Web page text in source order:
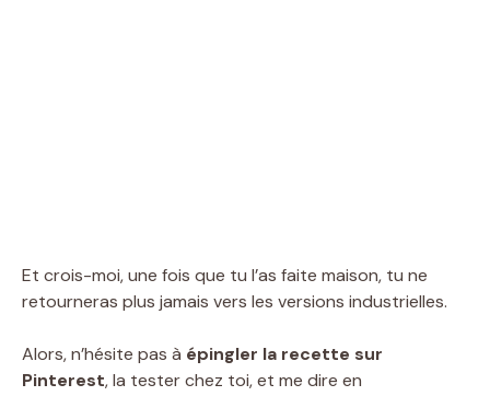
Et crois-moi, une fois que tu l’as faite maison, tu ne
retourneras plus jamais vers les versions industrielles.
Alors, n’hésite pas à épingler la recette sur
Pinterest, la tester chez toi, et me dire en